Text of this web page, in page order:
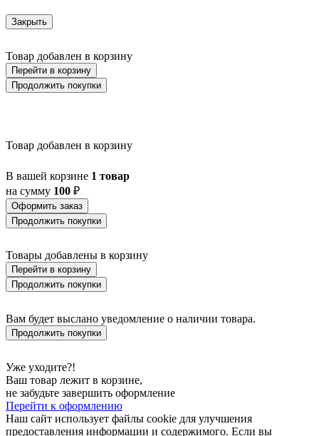
BABIRIK
BAILRIGG
BALIGIAN
BALIGUIAN
BALLINA
BALMAHA
BANI
BARBOTTO
BARI-M
BARNSTAPLE
BASALGO 1
BASILANO
BASILDON
BATALLAS
BAZELY
BELCREDA
BELESAR
BELLARIVA 3
BELLIZZI
BENARIBA
BERHALA
BERNABETA
BERNABETTA
BERREGAS
Закрыть
Товар добавлен в корзину
Перейти в корзину
Продолжить покупки
Товар добавлен в корзину
В вашей корзине 1 товар
на сумму 100 ₽
Оформить заказ
Продолжить покупки
Товары добавлены в корзину
Перейти в корзину
Продолжить покупки
Вам будет выслано уведомление о наличии товара.
Продолжить покупки
Уже уходите?!
Ваш товар лежит в корзине,
не забудьте завершить оформление
Перейти к оформлению
Наш сайт использует файлы cookie для улучшения
предоставления информации и содержимого. Если вы